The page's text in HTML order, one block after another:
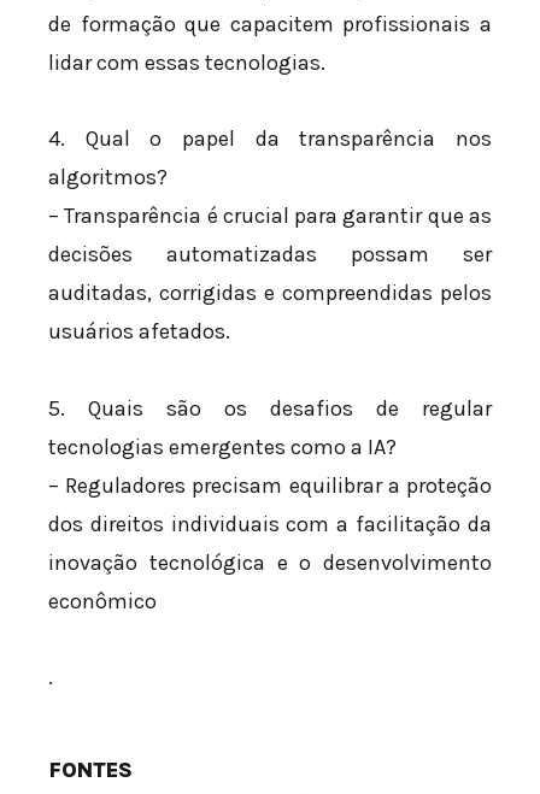
de formação que capacitem profissionais a
lidar com essas tecnologias.
4. Qual o papel da transparência nos
algoritmos?
– Transparência é crucial para garantir que as
decisões automatizadas possam ser
auditadas, corrigidas e compreendidas pelos
usuários afetados.
5. Quais são os desafios de regular
tecnologias emergentes como a IA?
– Reguladores precisam equilibrar a proteção
dos direitos individuais com a facilitação da
inovação tecnológica e o desenvolvimento
econômico
.
FONTES